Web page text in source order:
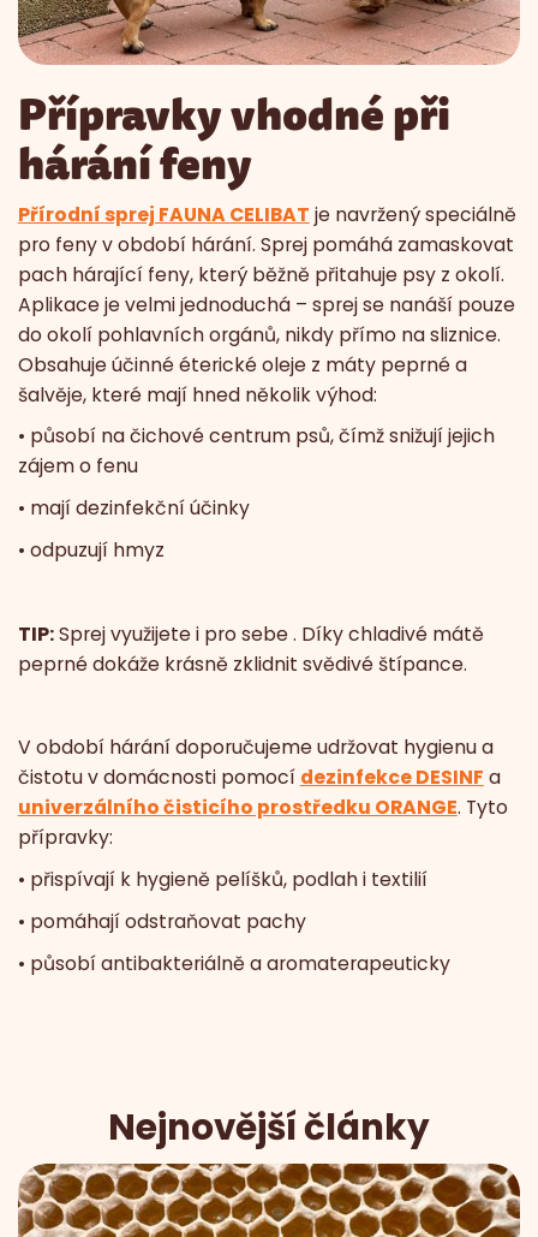
Přípravky vhodné při
hárání feny
Přírodní sprej FAUNA CELIBAT je navržený speciálně
pro feny v období hárání. Sprej pomáhá zamaskovat
pach hárající feny, který běžně přitahuje psy z okolí.
Aplikace je velmi jednoduchá – sprej se nanáší pouze
do okolí pohlavních orgánů, nikdy přímo na sliznice.
Obsahuje účinné éterické oleje z máty peprné a
šalvěje, které mají hned několik výhod:
• působí na čichové centrum psů, čímž snižují jejich
zájem o fenu
• mají dezinfekční účinky
• odpuzují hmyz
TIP:Sprej využijete i pro sebe . Díky chladivé mátě
peprné dokáže krásně zklidnit svědivé štípance.
V období hárání doporučujeme udržovat hygienu a
čistotu v domácnosti pomocí dezinfekce DESINF a
univerzálního čisticího prostředku ORANGE. Tyto
přípravky:
• přispívají k hygieně pelíšků, podlah i textilií
• pomáhají odstraňovat pachy
• působí antibakteriálně a aromaterapeuticky
Nejnovější články